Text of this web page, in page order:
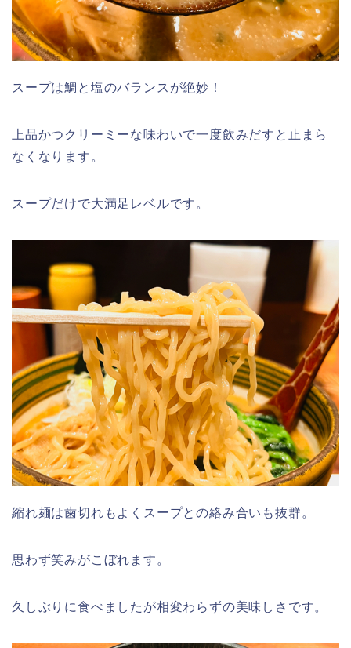
スープは鯛と塩のバランスが絶妙！
上品かつクリーミーな味わいで一度飲みだすと止まら
なくなります。
スープだけで大満足レベルです。
縮れ麺は歯切れもよくスープとの絡み合いも抜群。
思わず笑みがこぼれます。
久しぶりに食べましたが相変わらずの美味しさです。